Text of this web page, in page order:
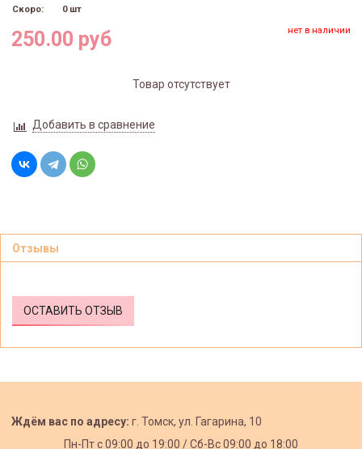
Скоро:
0 шт
250.00 руб нет в наличии
Товар отсутствует
Добавить в сравнение
Отзывы
ОСТАВИТЬ ОТЗЫВ
Ждём вас по адресу: г. Томск, ул. Гагарина, 10
Пн-Пт с09:00 до 19:00 /Сб-Вс 09:00 до 18:00